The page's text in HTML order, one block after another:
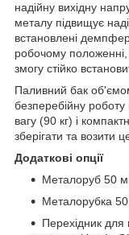
надійну вихідну
металу підвищує
встановлені
робочому
змогу стійко
Паливний бак
безперебійну
вагу (90 кг) і
зберігати та возити
Додаткові опції
Металоруб 50
Металорубка
Перехідник